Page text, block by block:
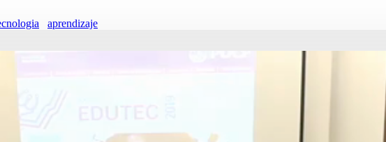
aprendizaje